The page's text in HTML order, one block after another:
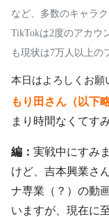
など、多数のキャラ
TikTokは2度のアカウ
も現状は7万人以上の
本日はよろしくお願
もり田さん（以下
まり時間なくてす
編： 実戦中にすみ
けど、吉本興業さ
ナ専業（？）の動
いますが、現在に